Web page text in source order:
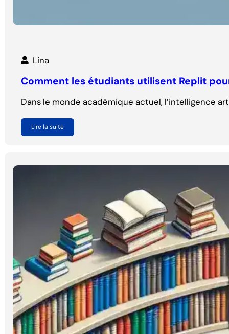
Lina
Comment les étudiants utilisent Replit
Dans le monde académique actuel, l’intelligence
Lire la suite